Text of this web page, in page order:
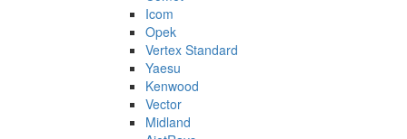
Icom
Opek
Vertex Standard
Yaesu
Kenwood
Vector
Midland